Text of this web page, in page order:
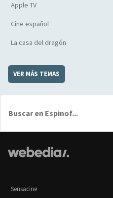
Apple TV
Cine español
La casa del dragón
VER MÁS TEMAS
Sensacine